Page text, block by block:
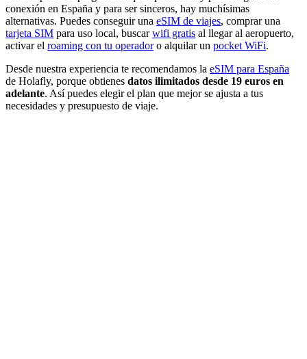
conexión en España y para ser sinceros, hay muchísimas
alternativas. Puedes conseguir una eSIM de viajes, comprar una
tarjeta SIM para uso local, buscarwifi gratis al llegar al aeropuerto,
activar el roaming con tu operadoro alquilar un pocket WiFi.
Desde nuestra experiencia te recomendamos la eSIM para España
de Holafly, porque obtienes datos ilimitados desde 19 euros en
adelante. Así puedes elegir el plan que mejor se ajusta a tus
necesidades y presupuesto de viaje.